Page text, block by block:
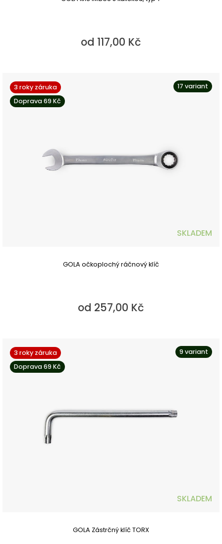
od 117,00 Kč
17 variant
3 roky záruka
Doprava 69 Kč
SKLADEM
GOLA očkoplochý ráčnový klíč
od 257,00 Kč
9 variant
3 roky záruka
Doprava 69 Kč
SKLADEM
GOLA Zástrčný klíč TORX